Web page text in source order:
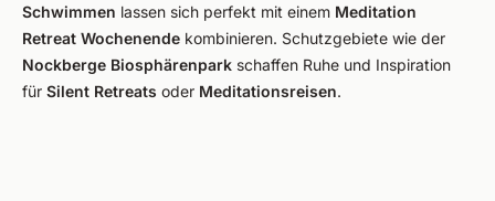
Schwimmen lassen sich perfekt mit einem Meditation
Retreat Wochenende kombinieren. Schutzgebiete wie der
Nockberge Biosphärenpark schaffen Ruhe und Inspiration
für Silent Retreats oder Meditationsreisen.